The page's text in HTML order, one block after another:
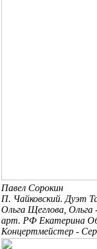
Павел Сорокин
П. Чайковский. Дуэт
Ольга Щеглова, Ольга
арт. РФ Екатерина
Концертмейстер -